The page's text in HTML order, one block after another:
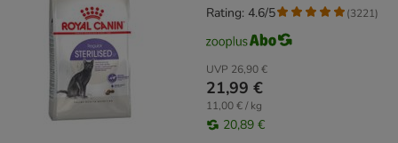
UVP 26,90 €
21,99 €
11,00 € / kg
20,89 €
Rating: 4.6/5 (3221)